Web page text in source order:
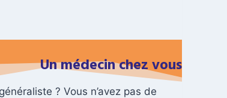
Un médecin chez vous
? Vous n’avez pas de